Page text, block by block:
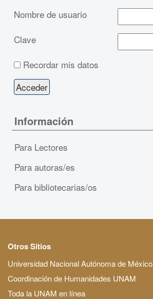
Nombre de usuario
Clave
Recordar mis datos
Información
Para Lectores
Para autoras/es
Para bibliotecarias/os
Otros Sitios
Universidad Nacional Autónoma de México
Coordinación de Humanidades UNAM
Toda la UNAM en línea